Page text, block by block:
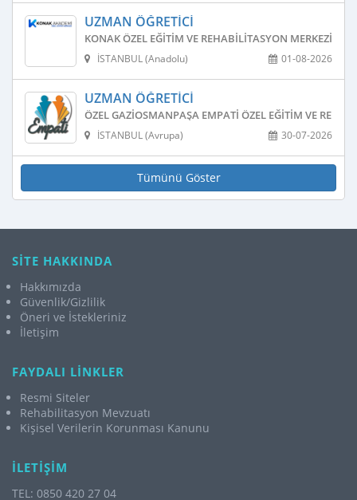
UZMAN ÖĞRETICI
KONAK ÖZEL EĞITIM VE REHABILITASYON MERKEZI
01-08-2026
İSTANBUL (Anadolu)
UZMAN ÖĞRETICI
ÖZEL GAZIOSMANPAŞA EMPATI ÖZEL EĞITIM VE
30-07-2026
İSTANBUL (Avrupa)
Tümünü Göster
SİTE HAKKINDA
Hakkımızda
Güvenlik/Gizlilik
Öneri ve İstekleriniz
İletişim
FAYDALI LİNKLER
Resmi Siteler
Rehabilitasyon Mevzuatı
Kişisel Verilerin Korunması Kanunu
İLETİŞİM
TEL: 0850 420 27 04